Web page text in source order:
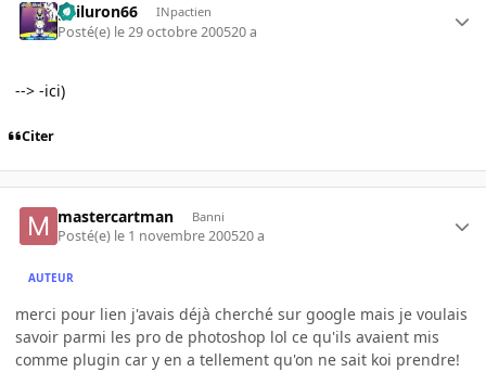
gailuron66 INpactien
Posté(e) le 29 octobre 200520 a
--> -ici)
Citer
mastercartman Banni
Posté(e) le 1 novembre 200520 a
AUTEUR
merci pour lien j'avais déjà cherché sur google mais je voulais
savoir parmi les pro de photoshop lol ce qu'ils avaient mis
comme plugin car y en a tellement qu'on ne sait koi prendre!